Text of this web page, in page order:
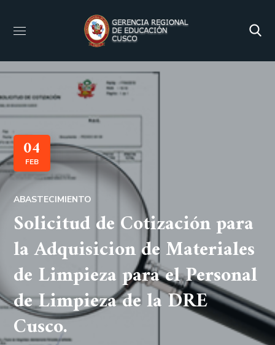
04
FEB
ABASTECIMIENTO
Solicitud de Cotización para
la Adquisicion de Materiales
de Limpieza para el Personal
de Limpieza de la DRE
Cusco.